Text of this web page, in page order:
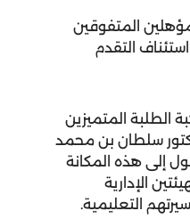
المتفوقين
التقدم
الطلبة المتميزين
سلطان بن محمد
إلى هذه المكانة
الإدارية
التعليمية.